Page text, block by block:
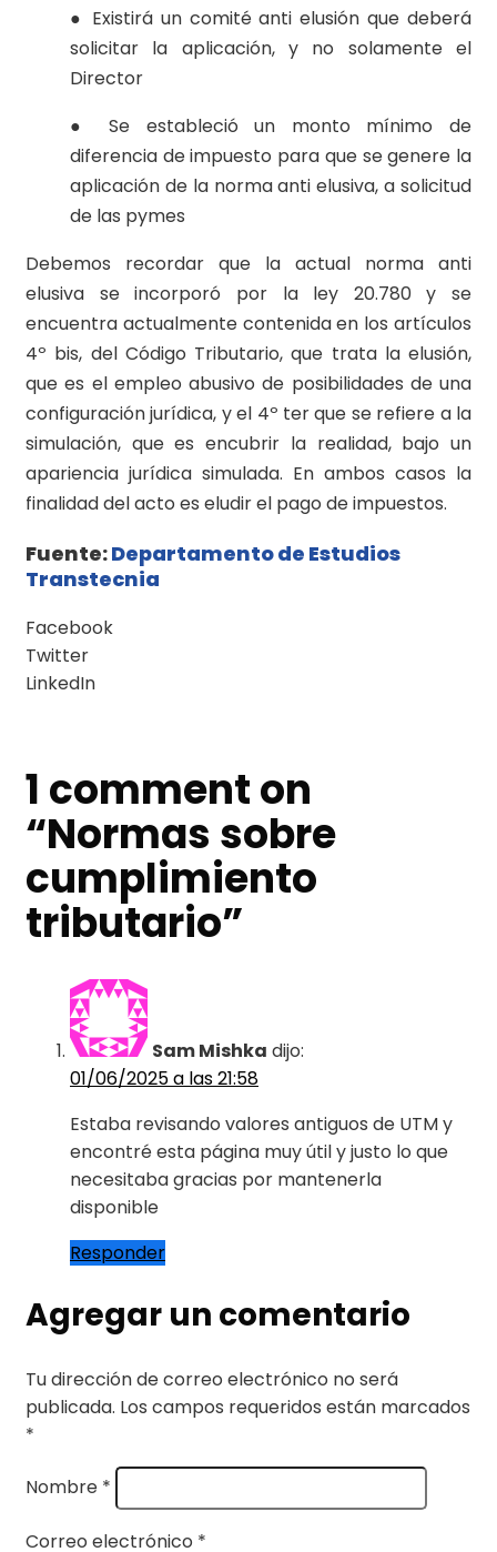
● Existirá un comité anti elusión que deberá
solicitar la aplicación, y no solamente el
Director
● Se estableció un monto mínimo de
diferencia de impuesto para que se genere la
aplicación de la norma anti elusiva, a solicitud
de las pymes
Debemos recordar que la actual norma anti
elusiva se incorporó por la ley 20.780 y se
encuentra actualmente contenida en los artículos
4º bis, del Código Tributario, que trata la elusión,
que es el empleo abusivo de posibilidades de una
configuración jurídica, y el 4º ter que se refiere a la
simulación, que es encubrir la realidad, bajo un
apariencia jurídica simulada. En ambos casos la
finalidad del acto es eludir el pago de impuestos.
Fuente:Departamento de Estudios
Transtecnia
Facebook
Twitter
LinkedIn
1 comment on
“Normas sobre
cumplimiento
tributario”
Sam Mishka dijo:
01/06/2025 a las 21:58
Estaba revisando valores antiguos de UTM y
encontré esta página muy útil y justo lo que
necesitaba gracias por mantenerla
disponible
Responder
Agregar un comentario
Tu dirección de correo electrónico no será
publicada. Los campos requeridos están marcados
*
Nombre *
Correo electrónico *